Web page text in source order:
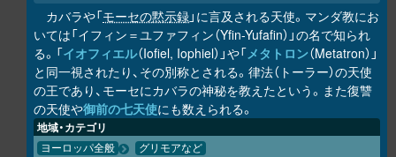
カバラや「モーセの黙示録」に言及される天使。マンダ教にお
いては「イフィン＝ユファフィン（Yfin-Yufafin）」の名で知られ
る。「イオフィエル（Iofiel, Iophiel）」や「メタトロン（Metatron）」
と同一視されたり、その別称とされる。律法（トーラー）の天使
の王であり、モーセにカバラの神秘を教えたという。また復讐
の天使や御前の七天使にも数えられる。
地域・カテゴリ
ヨーロッパ全般 グリモアなど